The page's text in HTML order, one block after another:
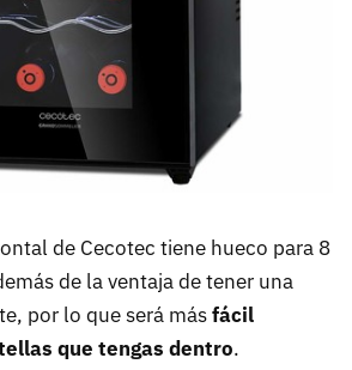
de Cecotec tiene hueco para 8
de la ventaja de tener una
por lo que será másfácil
que tengas dentro.